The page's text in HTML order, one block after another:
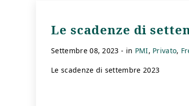
Le scadenze di
settembre 08, 2023 - in PMI Privato
Le scadenze di settembre 2023